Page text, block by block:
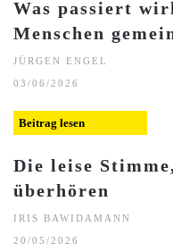
Was passiert
Menschen
JÜRGEN ENGEL
03/06/2026
Beitrag lesen
Die leise
überhören
IRIS BAWIDAMANN
20/05/2026